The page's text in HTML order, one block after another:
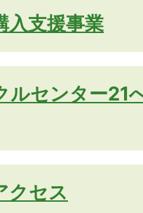
入支援事業
ルセンター21
クセス